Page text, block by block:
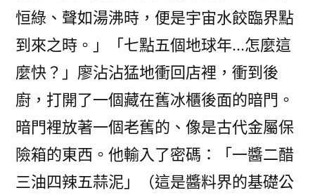
恒綠、聲如湯沸時，便是宇宙水餃臨界點
到來之時。」「七點五個地球年…怎麼這
麼快？」廖沾沾猛地衝回店裡，衝到後
廚，打開了一個藏在舊冰櫃後面的暗門。
暗門裡放著一個老舊的、像是古代金屬保
險箱的東西。他輸入了密碼：「一醬二醋
三油四辣五蒜泥」（這是醬料界的基礎公